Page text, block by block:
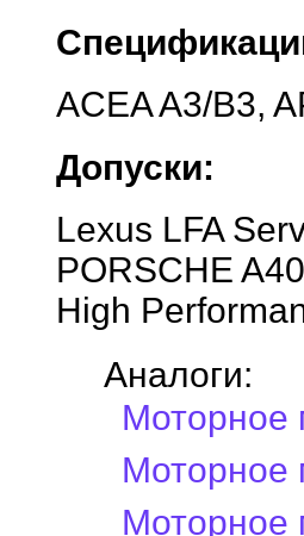
ACEA A3/B3,
Допуски:
Lexus LFA
PORSCHE
High
Аналоги:
Моторное
Моторное
Моторное